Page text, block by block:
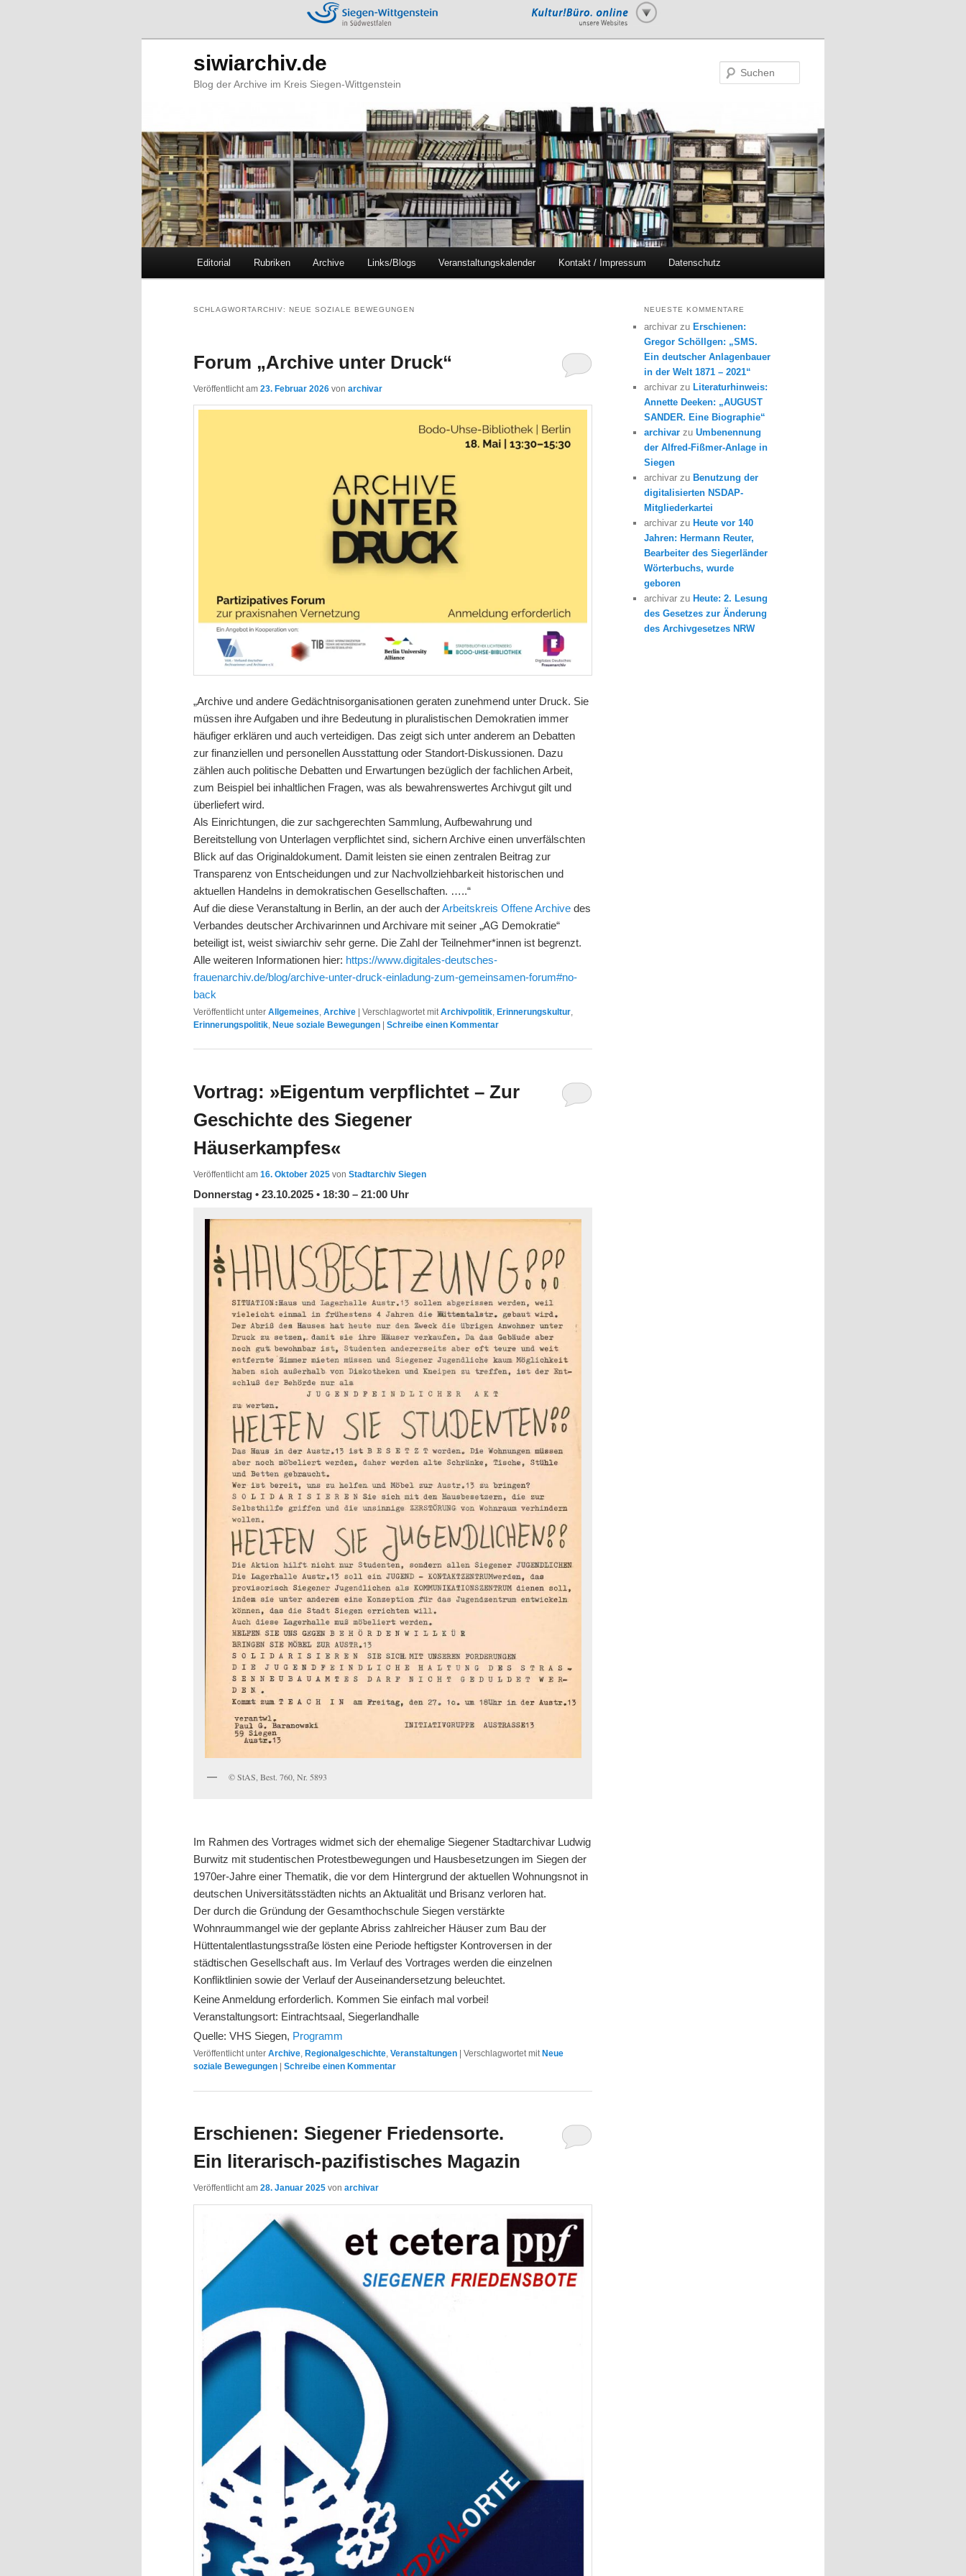
siwiarchiv.de
Blog der Archive im Kreis Siegen-Wittgenstein
Zum
springen
Zum
springen
Editorial Rubriken Archive Links/Blogs Veranstaltungskalender Kontakt / Impressum Datenschutz
SCHLAGWORTARCHIV:NEUE SOZIALE BEWEGUNGEN
Forum „Archive unter Druck“
Veröffentlicht am23. Februar 2026 vonarchivar
„Archive und andere Gedächtnisorganisationen geraten zunehmend unter Druck. Sie
müssen ihre Aufgaben und ihre Bedeutung in pluralistischen Demokratien immer
häufiger erklären und auch verteidigen. Das zeigt sich unter anderem an Debatten
zur finanziellen und personellen Ausstattung oder Standort-Diskussionen. Dazu
zählen auch politische Debatten und Erwartungen bezüglich der fachlichen Arbeit,
zum Beispiel bei inhaltlichen Fragen, was als bewahrenswertes Archivgut gilt und
überliefert wird.
Als Einrichtungen, die zur sachgerechten Sammlung, Aufbewahrung und
Bereitstellung von Unterlagen verpflichtet sind, sichern Archive einen unverfälschten
Blick auf das Originaldokument. Damit leisten sie einen zentralen Beitrag zur
Transparenz von Entscheidungen und zur Nachvollziehbarkeit historischen und
aktuellen Handelns in demokratischen Gesellschaften. …..“
Auf die diese Veranstaltung in Berlin, an der auch derArbeitskreis Offene Archive des
Verbandes deutscher Archivarinnen und Archivare mit seiner „AG Demokratie“
beteiligt ist, weist siwiarchiv sehr gerne. Die Zahl der Teilnehmer*innen ist begrenzt.
Alle weiteren Informationen hier: https://www.digitales-deutsches-
frauenarchiv.de/blog/archive-unter-druck-einladung-zum-gemeinsamen-forum#no-
back
Veröffentlicht unter Allgemeines,Archive |Verschlagwortet mit Archivpolitik, Erinnerungskultur,
Erinnerungspolitik, Neue soziale Bewegungen |Schreibe einen Kommentar
Vortrag: »Eigentum verpflichtet – Zur
Geschichte des Siegener
Häuserkampfes«
Veröffentlicht am16. Oktober 2025 vonStadtarchiv Siegen
Donnerstag • 23.10.2025 • 18:30 – 21:00 Uhr
© StAS, Best. 760, Nr. 5893
Im Rahmen des Vortrages widmet sich der ehemalige Siegener Stadtarchivar Ludwig
Burwitz mit studentischen Protestbewegungen und Hausbesetzungen im Siegen der
1970er-Jahre einer Thematik, die vor dem Hintergrund der aktuellen Wohnungsnot in
deutschen Universitätsstädten nichts an Aktualität und Brisanz verloren hat.
Der durch die Gründung der Gesamthochschule Siegen verstärkte
Wohnraummangel wie der geplante Abriss zahlreicher Häuser zum Bau der
Hüttentalentlastungsstraße lösten eine Periode heftigster Kontroversen in der
städtischen Gesellschaft aus. Im Verlauf des Vortrages werden die einzelnen
Konfliktlinien sowie der Verlauf der Auseinandersetzung beleuchtet.
Keine Anmeldung erforderlich. Kommen Sie einfach mal vorbei!
Veranstaltungsort: Eintrachtsaal, Siegerlandhalle
Quelle: VHS Siegen, Programm
Veröffentlicht unter Archive, Regionalgeschichte,Veranstaltungen |Verschlagwortet mit Neue
soziale Bewegungen
|Schreibe einen Kommentar
Erschienen: Siegener Friedensorte.
Ein literarisch-pazifistisches Magazin
Veröffentlicht am28. Januar 2025 vonarchivar
NEUESTE KOMMENTARE
archivar zuErschienen:
Gregor Schöllgen: „SMS.
Ein deutscher Anlagenbauer
in der Welt 1871 – 2021“
archivar zuLiteraturhinweis:
Annette Deeken: „AUGUST
SANDER. Eine Biographie“
archivar zuUmbenennung
der Alfred-Fißmer-Anlage in
Siegen
archivar zuBenutzung der
digitalisierten NSDAP-
Mitgliederkartei
archivar zuHeute vor 140
Jahren: Hermann Reuter,
Bearbeiter des Siegerländer
Wörterbuchs, wurde
geboren
archivar zuHeute: 2. Lesung
des Gesetzes zur Änderung
des Archivgesetzes NRW